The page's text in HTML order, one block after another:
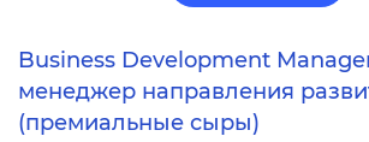
Business Development
менеджер направления
(премиальные сыры)